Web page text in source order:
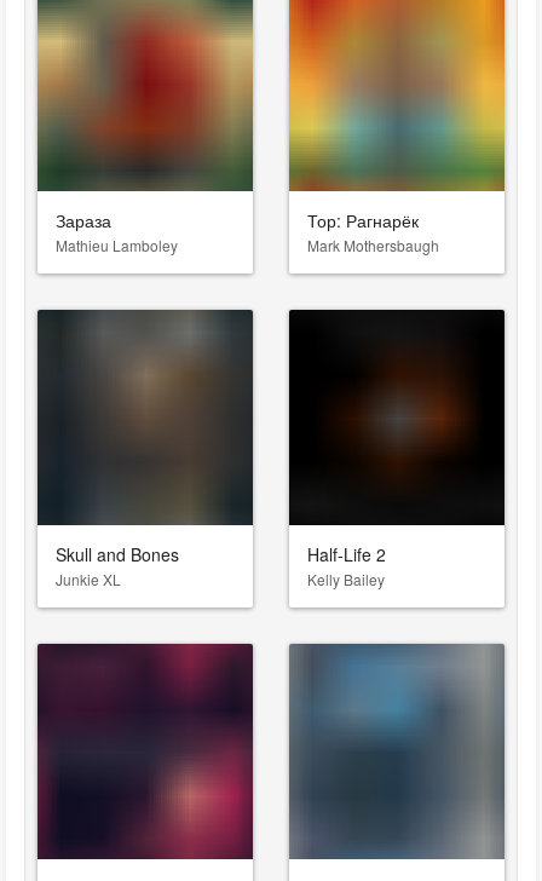
Зараза
Mathieu Lamboley
Тор: Рагнарёк
Mark Mothersbaugh
Skull and Bones
Junkie XL
Half-Life 2
Kelly Bailey